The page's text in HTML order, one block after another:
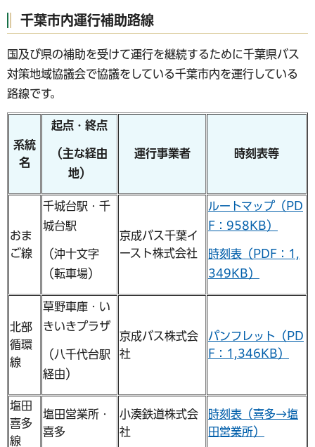
千葉市内運行補助路線
国及び県の補助を受けて運行を継続するために千葉県バス
対策地域協議会で協議をしている千葉市内を運行している
路線です。
系統
名
起点・終点
（主な経由
地）
運行事業者 時刻表等
おま
ご線
千城台駅・千
城台駅
（沖十文字
（転車場）
京成バス千葉イ
ースト株式会社
ルートマップ（PD
F：958KB）
時刻表（PDF：1,
349KB）
北部
循環
線
草野車庫・い
きいきプラザ
（八千代台駅
経由）
京成バス株式会
社
パンフレット（PD
F：1,346KB）
塩田
喜多
線
塩田営業所・
喜多
小湊鉄道株式会
社
時刻表（喜多→塩
田営業所）